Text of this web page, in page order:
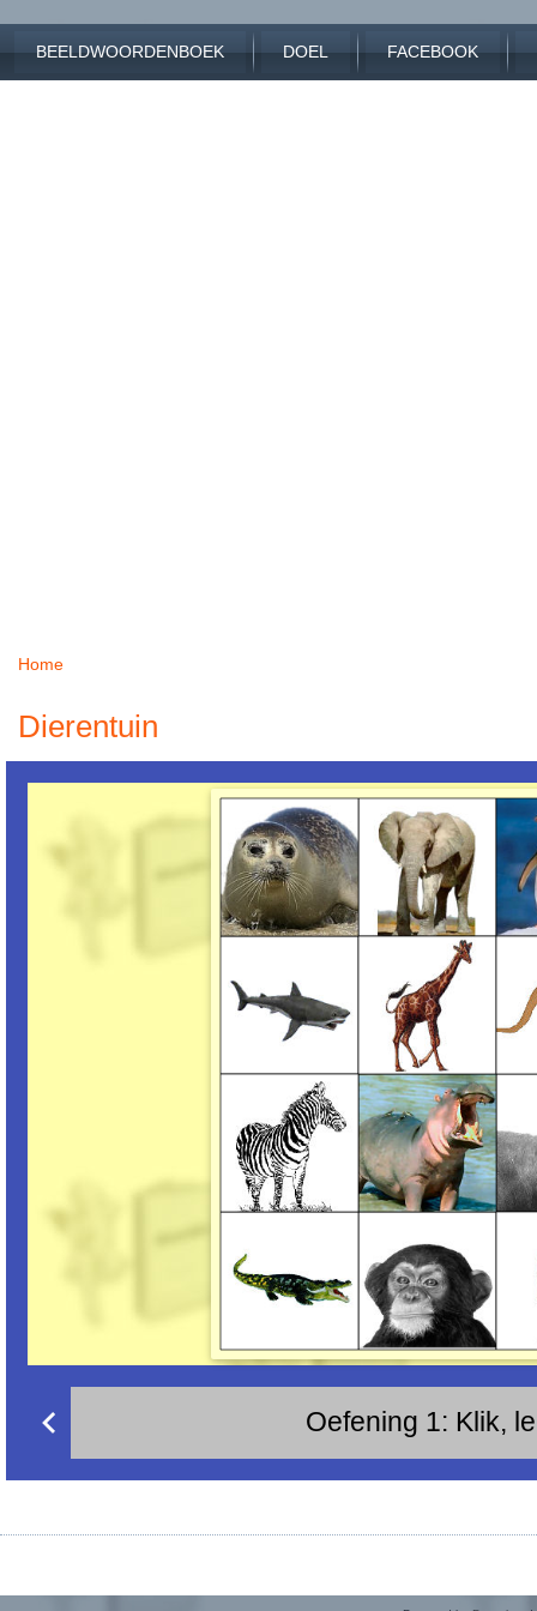
BEELDWOORDENBOEK DOEL FACEBOOK
U bent hier
Home
Dierentuin